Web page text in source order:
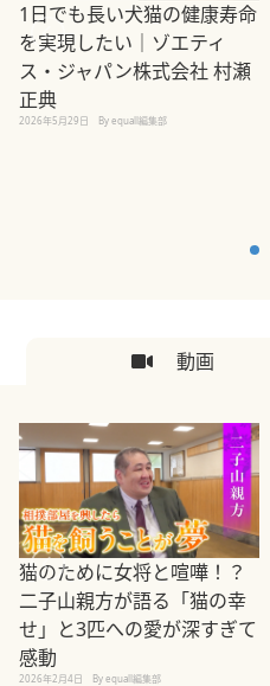
1日でも長い犬猫の健康寿命
を実現したい｜ゾエティ
ス・ジャパン株式会社 村瀬
正典
2026年5月29日 By equall編集部
動画
猫のために女将と喧嘩！？
二子山親方が語る「猫の幸
せ」と3匹への愛が深すぎて
感動
2026年2月4日 By equall編集部